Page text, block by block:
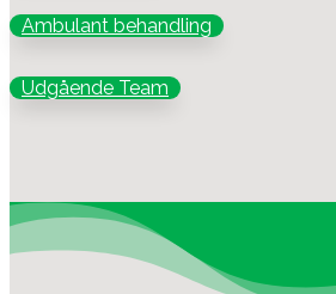
Ambulant behandling
Udgående Team